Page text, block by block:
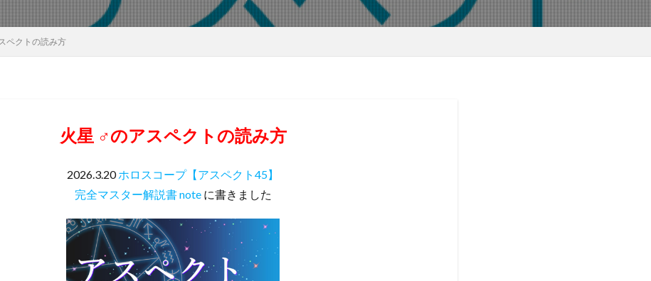
ペクトの読み方
火星 ♂のアスペクトの読み方
2026.3.20ホロスコープ【アスペクト45】
完全マスター解説書 noteに書きました